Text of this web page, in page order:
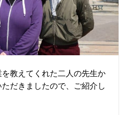
教えてくれた二人の先生か
だきましたので、ご紹介し